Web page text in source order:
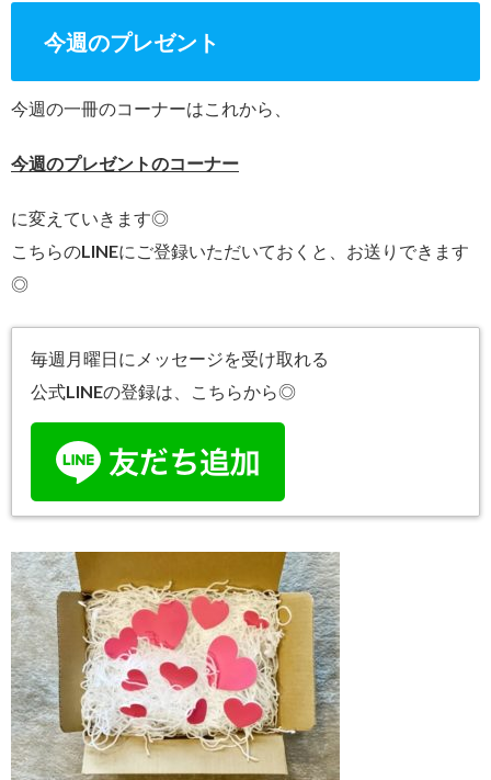
今週のプレゼント
今週の一冊のコーナーはこれから、
今週のプレゼントのコーナー
に変えていきます◎
こちらのLINEにご登録いただいておくと、お送りできます
◎
毎週月曜日にメッセージを受け取れる
公式LINEの登録は、こちらから◎